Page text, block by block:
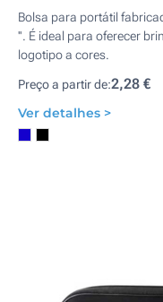
Bolsa para portátil
''. É ideal para oferecer
logotipo a cores.
Preço a partir de:2,28 €
Ver detalhes >